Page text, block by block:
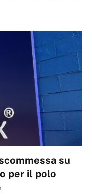
su
per il polo